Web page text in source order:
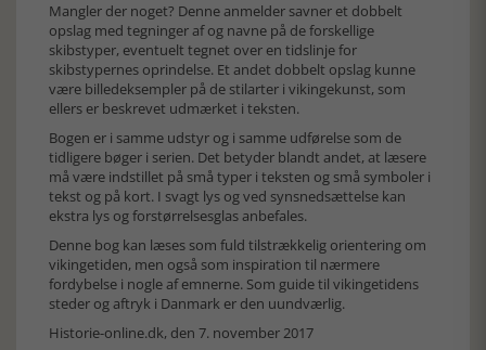
Mangler der noget? Denne anmelder savner et dobbelt
opslag med tegninger af og navne på de forskellige
skibstyper, eventuelt tegnet over en tidslinje for
skibstypernes oprindelse. Et andet dobbelt opslag kunne
være billedeksempler på de stilarter i vikingekunst, som
ellers er beskrevet udmærket i teksten.
Bogen er i samme udstyr og i samme udførelse som de
tidligere bøger i serien. Det betyder blandt andet, at læsere
må være indstillet på små typer i teksten og små symboler i
tekst og på kort. I svagt lys og ved synsnedsættelse kan
ekstra lys og forstørrelsesglas anbefales.
Denne bog kan læses som fuld tilstrækkelig orientering om
vikingetiden, men også som inspiration til nærmere
fordybelse i nogle af emnerne. Som guide til vikingetidens
steder og aftryk i Danmark er den uundværlig.
Historie-online.dk, den 7. november 2017